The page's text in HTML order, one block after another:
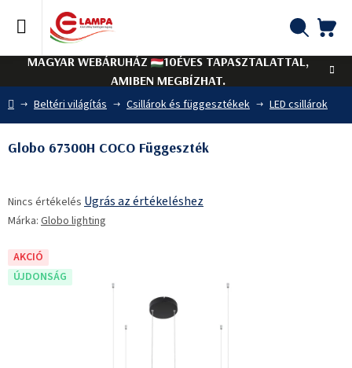
tartalomhoz
MAGYAR WEBÁRUHÁZ
10ÉVES TAPASZTALATTAL,
AMIBEN MEGBÍZHAT.
Kezdőlap
Beltéri világítás Csillárok és függesztékek LED csillárok
Globo 67300H COCO Függeszték
termék
átlagos
5-
ből
Nincs értékelés Ugrás az értékeléshez
Márka: Globo lighting
AKCIÓ
ÚJDONSÁG